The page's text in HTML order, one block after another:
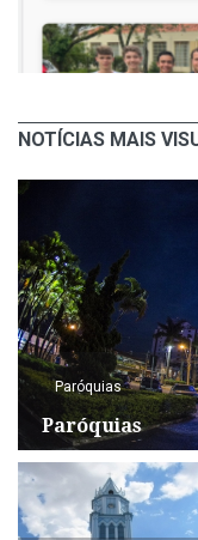
NOTÍCIAS MAIS
Paróquias
Paróquias